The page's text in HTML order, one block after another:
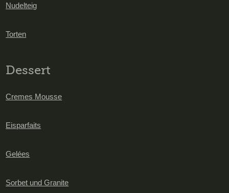
Nudelteig
Torten
Dessert
Cremes Mousse
Eisparfaits
Gelées
Sorbet und Granite